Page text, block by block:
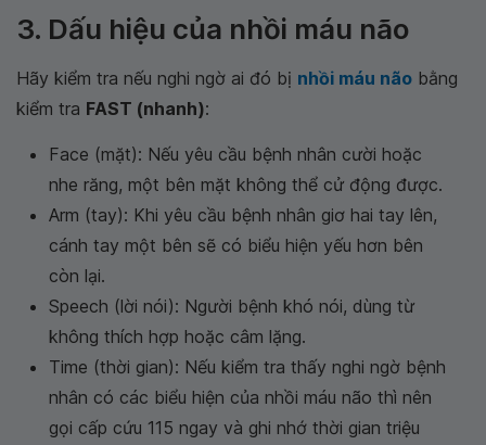
3. Dấu hiệu của nhồi máu não
Hãy kiểm tra nếu nghi ngờ ai đó bị nhồi máu não bằng
kiểm tra FAST (nhanh):
Face (mặt): Nếu yêu cầu bệnh nhân cười hoặc
nhe răng, một bên mặt không thể cử động được.
Arm (tay): Khi yêu cầu bệnh nhân giơ hai tay lên,
cánh tay một bên sẽ có biểu hiện yếu hơn bên
còn lại.
Speech (lời nói): Người bệnh khó nói, dùng từ
không thích hợp hoặc câm lặng.
Time (thời gian): Nếu kiểm tra thấy nghi ngờ bệnh
nhân có các biểu hiện của nhồi máu não thì nên
gọi cấp cứu 115 ngay và ghi nhớ thời gian triệu